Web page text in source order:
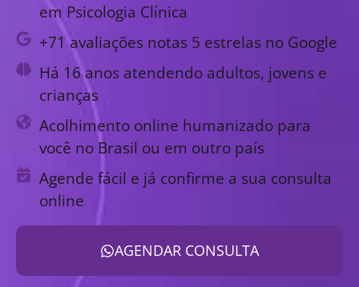
em Psicologia Clínica
+71 avaliações notas 5 estrelas no Google
Há 16 anos atendendo adultos, jovens e
crianças
Acolhimento online humanizado para
você no Brasil ou em outro país
Agende fácil e já confirme a sua consulta
online
AGENDAR CONSULTA